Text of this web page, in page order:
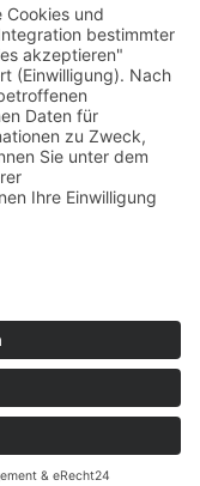
bisherigen Preis in